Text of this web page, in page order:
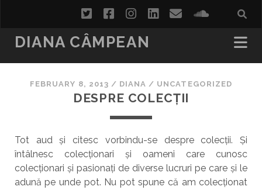
twitterfacebookinstagram
linkedin
email
DIANA CÂMPEAN
FEBRUARY 8, 2013 / DIANA / UNCATEGORIZED
DESPRE COLECȚII
Tot aud și citesc vorbindu-se despre colecții. Și
întâlnesc colecționari și oameni care cunosc
colecționari și pasionați de diverse lucruri pe care și le
adună pe unde pot. Nu pot spune că am colecționat